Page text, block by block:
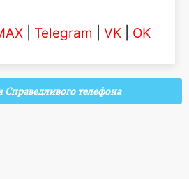
Telegram VK OK
Справедливого телефона